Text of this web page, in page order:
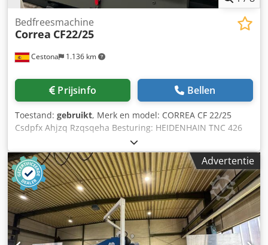
Cestona 1.136 km
Bedfreesmachine
Correa CF22/25
Prijsinfo Bellen
Toestand: gebruikt, Merk en model: CORREA CF 22/25
Csdpfx Ahjzq Rzqsqeha Besturing: HEIDENHAIN TNC 426
Type: STATIONAIRE MACHINE Afmetingen tafel: 2500x700
mm Maximaal gewicht op de tafel: 4000 kg Verplaatsingen
van de assen (X, Z, Y): 2500x800x800 mm Model spindel:
Handmatig U22 Conus: ISO 50 Snelheidsbereik: 4000
toeren/min Vermogen: 22 kW Werksnelheden: 5-5000
mm/min Snelle verplaatsingen (X, Y, Z): 12000 mm/min
Geschat gewicht van de machine: 9500 kg Afmetingen
machine: 6400x3345x2800 mm De machine is uitgerust
met: - Optische meetlatten op de assen X, Y, Z –
Advertentie